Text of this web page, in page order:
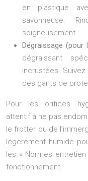
en plastique
savonneuse.
soigneusement.
Dégraissage (pour
dégraissant
incrustées.
des gants de
Pour les orifices
attentif à ne pas
le frotter ou de
légèrement humide
les « Normes
fonctionnement.